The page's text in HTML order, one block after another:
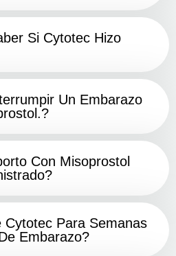
Si Cytotec Hizo
Un Embarazo
Con Misoprostol
Cytotec Para Semanas
Embarazo?